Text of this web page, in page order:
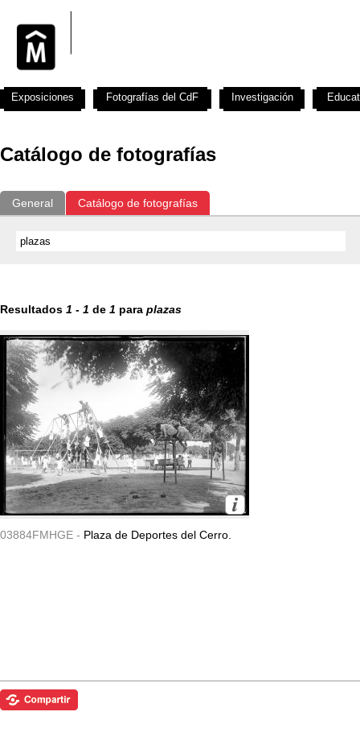
Catálogo de fotografías
General Catálogo de fotografías
Resultados 1 - 1 de 1 para plazas
03884FMHGE - Plaza de Deportes del Cerro.
Exposiciones Fotografías del CdF Investigación